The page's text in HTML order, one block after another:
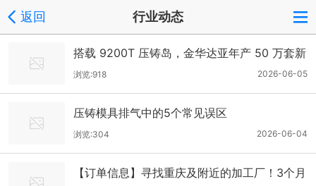
返回 行业动态
搭载 9200T 压铸岛，金华达亚年产 50 万套新
能源压铸项目即将投产
2026-06-05
浏览:918
压铸模具排气中的5个常见误区
2026-06-04
浏览:304
【订单信息】寻找重庆及附近的加工厂！3个月